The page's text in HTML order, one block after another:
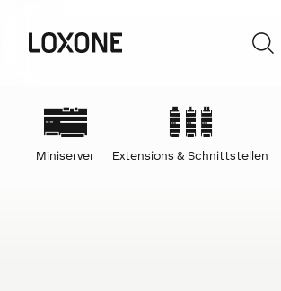
Miniserver Extensions & Schnittstellen